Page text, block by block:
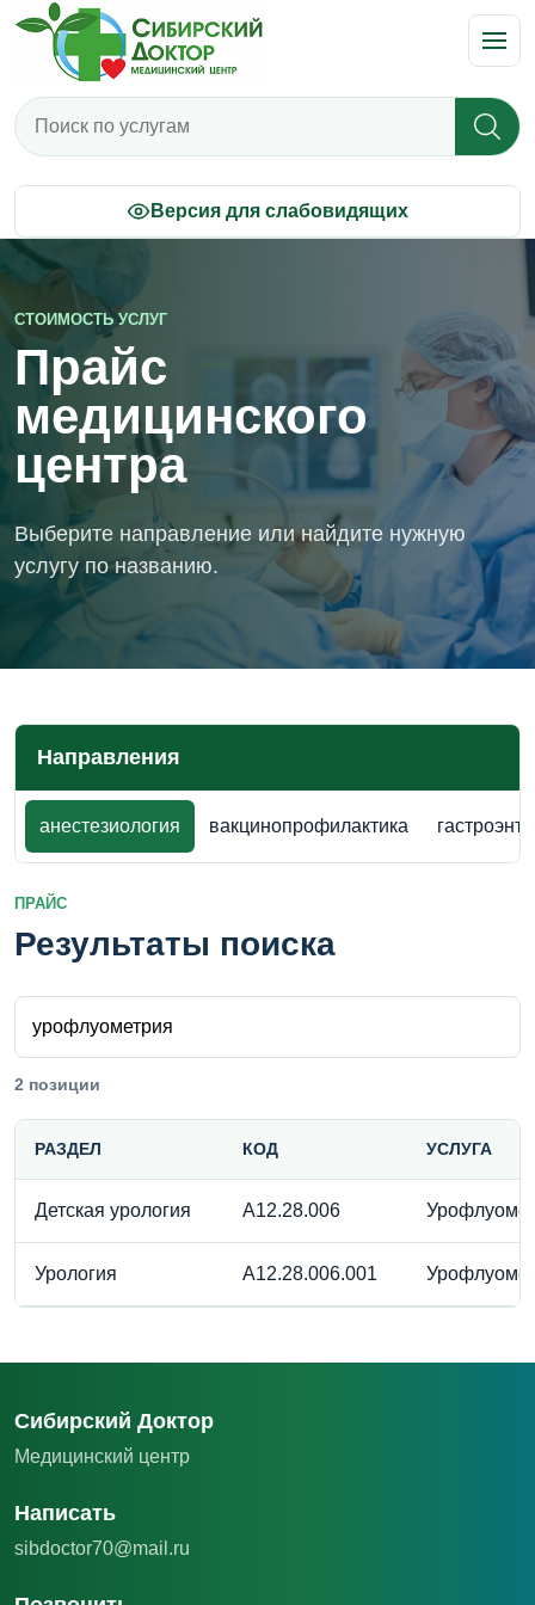
Поиск по прайсу
Версия для слабовидящих
СТОИМОСТЬ УСЛУГ
Прайс
медицинского
центра
Выберите направление или найдите нужную
услугу по названию.
Направления
анестезиология вакцинопрофилактика
ПРАЙС
Результаты поиска
Поиск внутри прайса
2 позиции
РАЗДЕЛ КОД УСЛУГА
Детская урология A12.28.006
Урология A12.28.006.001
Сибирский Доктор
Медицинский центр
Написать
sibdoctor70@mail.ru